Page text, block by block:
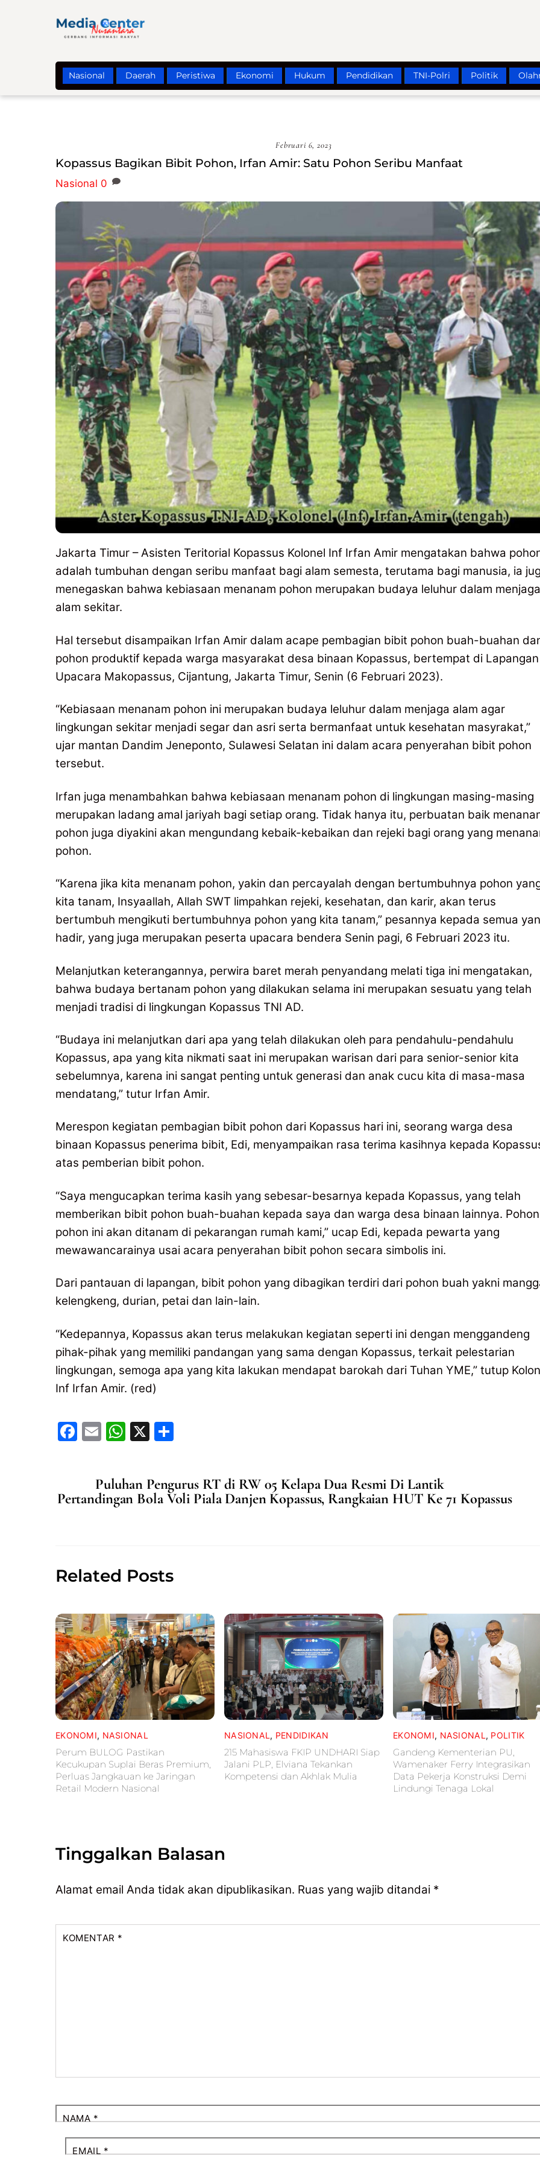
Nasional Daerah Peristiwa Ekonomi Hukum Pendidikan TNI-Polri Politik
Februari 6, 2023
Kopassus Bagikan Bibit Pohon, Irfan Amir: Satu Pohon Seribu Manfaat
Nasional 0
Jakarta Timur – Asisten Teritorial Kopassus Kolonel Inf Irfan Amir mengatakan bahwa
adalah tumbuhan dengan seribu manfaat bagi alam semesta, terutama bagi manusia, ia
menegaskan bahwa kebiasaan menanam pohon merupakan budaya leluhur dalam menjaga
alam sekitar.
Hal tersebut disampaikan Irfan Amir dalam acape pembagian bibit pohon buah-buahan
pohon produktif kepada warga masyarakat desa binaan Kopassus, bertempat di Lapangan
Upacara Makopassus, Cijantung, Jakarta Timur, Senin (6 Februari 2023).
“Kebiasaan menanam pohon ini merupakan budaya leluhur dalam menjaga alam agar
lingkungan sekitar menjadi segar dan asri serta bermanfaat untuk kesehatan masyrakat,”
ujar mantan Dandim Jeneponto, Sulawesi Selatan ini dalam acara penyerahan bibit pohon
tersebut.
Irfan juga menambahkan bahwa kebiasaan menanam pohon di lingkungan masing-masing
merupakan ladang amal jariyah bagi setiap orang. Tidak hanya itu, perbuatan baik
pohon juga diyakini akan mengundang kebaik-kebaikan dan rejeki bagi orang yang
pohon.
“Karena jika kita menanam pohon, yakin dan percayalah dengan bertumbuhnya pohon
kita tanam, Insyaallah, Allah SWT limpahkan rejeki, kesehatan, dan karir, akan terus
bertumbuh mengikuti bertumbuhnya pohon yang kita tanam,” pesannya kepada semua
hadir, yang juga merupakan peserta upacara bendera Senin pagi, 6 Februari 2023 itu.
Melanjutkan keterangannya, perwira baret merah penyandang melati tiga ini mengatakan,
bahwa budaya bertanam pohon yang dilakukan selama ini merupakan sesuatu yang telah
menjadi tradisi di lingkungan Kopassus TNI AD.
“Budaya ini melanjutkan dari apa yang telah dilakukan oleh para pendahulu-pendahulu
Kopassus, apa yang kita nikmati saat ini merupakan warisan dari para senior-senior kita
sebelumnya, karena ini sangat penting untuk generasi dan anak cucu kita di masa-masa
mendatang,” tutur Irfan Amir.
Merespon kegiatan pembagian bibit pohon dari Kopassus hari ini, seorang warga desa
binaan Kopassus penerima bibit, Edi, menyampaikan rasa terima kasihnya kepada
atas pemberian bibit pohon.
“Saya mengucapkan terima kasih yang sebesar-besarnya kepada Kopassus, yang telah
memberikan bibit pohon buah-buahan kepada saya dan warga desa binaan lainnya.
pohon ini akan ditanam di pekarangan rumah kami,” ucap Edi, kepada pewarta yang
mewawancarainya usai acara penyerahan bibit pohon secara simbolis ini.
Dari pantauan di lapangan, bibit pohon yang dibagikan terdiri dari pohon buah yakni
kelengkeng, durian, petai dan lain-lain.
“Kedepannya, Kopassus akan terus melakukan kegiatan seperti ini dengan menggandeng
pihak-pihak yang memiliki pandangan yang sama dengan Kopassus, terkait pelestarian
lingkungan, semoga apa yang kita lakukan mendapat barokah dari Tuhan YME,” tutup
Inf Irfan Amir. (red)
F
b
k
E
l
W
s
A
X
e
Puluhan Pengurus RT di RW 05 Kelapa Dua Resmi Di Lantik
Pertandingan Bola Voli Piala Danjen Kopassus, Rangkaian HUT Ke 71 Kopassus
Related Posts
EKONOMI, NASIONAL
Perum BULOG Pastikan
Kecukupan Suplai Beras Premium,
Perluas Jangkauan ke Jaringan
Retail Modern Nasional
NASIONAL , PENDIDIKAN
215 Mahasiswa FKIP UNDHARI Siap
Jalani PLP, Elviana Tekankan
Kompetensi dan Akhlak Mulia
EKONOMI, NASIONAL , POLITIK
Gandeng Kementerian PU,
Wamenaker Ferry Integrasikan
Data Pekerja Konstruksi Demi
Lindungi Tenaga Lokal
Tinggalkan Balasan
Alamat email Anda tidak akan dipublikasikan. Ruas yang wajib ditandai *
KOMENTAR *
NAMA *
EMAIL *